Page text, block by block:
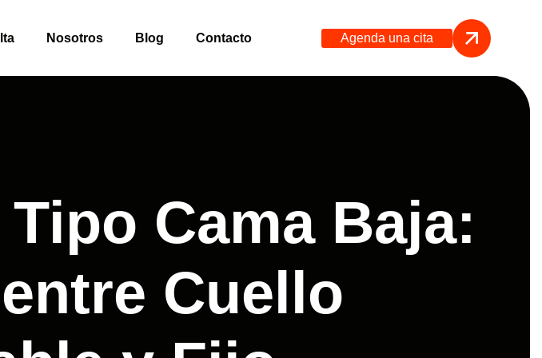
Nosotros Blog Contacto Agenda una cita
Cama Baja:
Cuello